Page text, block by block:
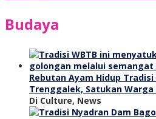
Budaya
Rebutan Ayam Hidup
Trenggalek, Satukan
Di Culture, News